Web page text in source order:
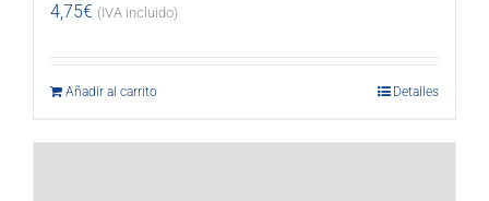
4,75€ (IVA incluido)
Añadir al carrito Detalles